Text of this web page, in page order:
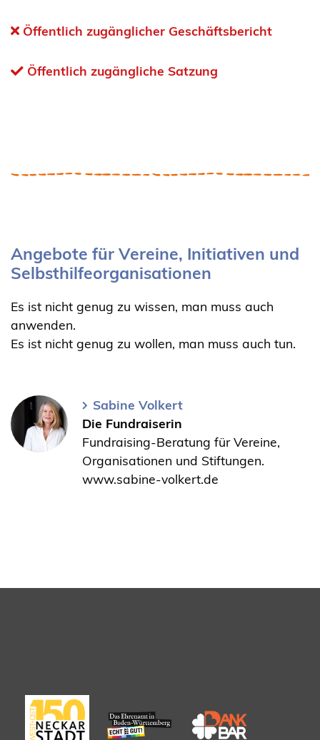
Öffentlich zugänglicher Geschäftsbericht
Öffentlich zugängliche Satzung
Angebote für Vereine, Initiativen und
Selbsthilfeorganisationen
Es ist nicht genug zu wissen, man muss auch
anwenden.
Es ist nicht genug zu wollen, man muss auch tun.
Sabine Volkert
Die Fundraiserin
Fundraising-Beratung für Vereine,
Organisationen und Stiftungen.
www.sabine-volkert.de